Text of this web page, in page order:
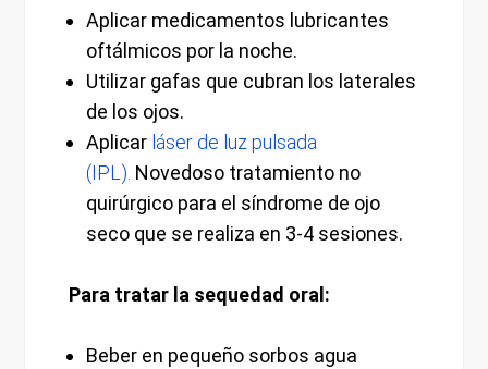
Aplicar medicamentos lubricantes
oftálmicos por la noche.
Utilizar gafas que cubran los laterales
de los ojos.
Aplicar láser de luz pulsada
(IPL). Novedoso tratamiento no
quirúrgico para el síndrome de ojo
seco que se realiza en 3-4 sesiones.
Para tratar la sequedad oral:
Beber en pequeño sorbos agua